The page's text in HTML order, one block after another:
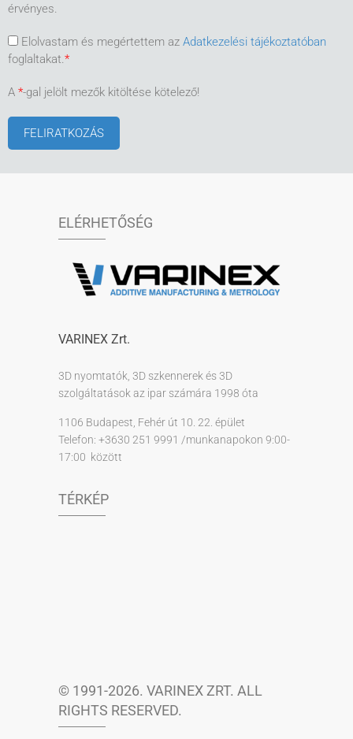
érvényes.
Elolvastam és megértettem az Adatkezelési tájékoztatóban
foglaltakat.*
A *-gal jelölt mezők kitöltése kötelező!
ELÉRHETŐSÉG
VARINEX Zrt.
3D nyomtatók, 3D szkennerek és 3D
szolgáltatások az ipar számára 1998 óta
1106 Budapest, Fehér út 10. 22. épület
Telefon: +3630 251 9991 /munkanapokon 9:00-
17:00 között
TÉRKÉP
© 1991-2026. VARINEX ZRT. ALL
RIGHTS RESERVED.